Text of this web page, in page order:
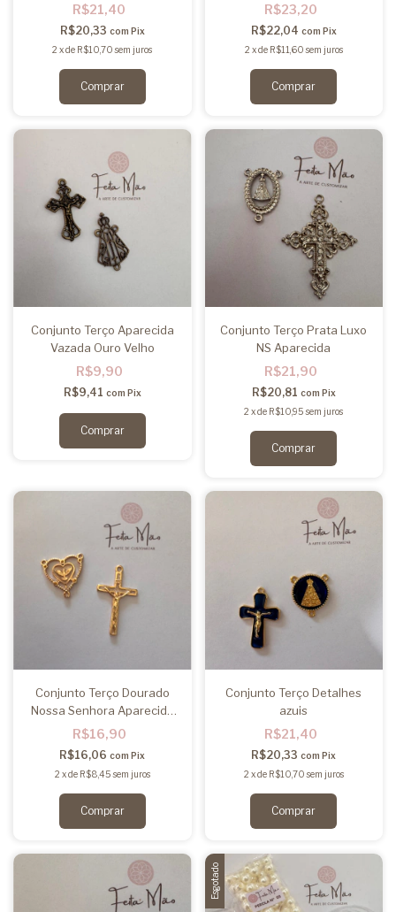
R$21,40
R$20,33 com Pix
2 xde R$10,70 sem juros
R$23,20
R$22,04 com Pix
2 xde R$11,60 sem juros
Conjunto Terço Aparecida
Vazada Ouro Velho
R$9,90
R$9,41 com Pix
Conjunto Terço Prata Luxo
NS Aparecida
R$21,90
R$20,81 com Pix
2 xde R$10,95 sem juros
Conjunto Terço Dourado
Nossa Senhora Aparecida
Coração
R$16,90
R$16,06com Pix
2 xde R$8,45 sem juros
Conjunto Terço Detalhes
azuis
R$21,40
R$20,33com Pix
2 xde R$10,70 sem juros
Esgotado